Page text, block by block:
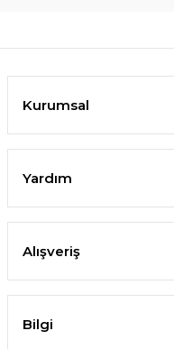
Kurumsal
Yardım
Alışveriş
Bilgi